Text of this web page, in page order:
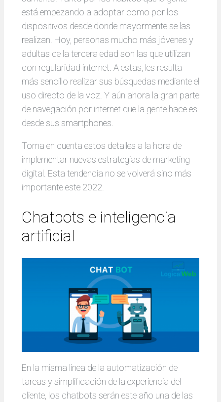
está empezando a adoptar como por los
dispositivos desde donde mayormente se las
realizan. Hoy, personas mucho más jóvenes y
adultas de la tercera edad son las que utilizan
con regularidad internet. A estas, les resulta
más sencillo realizar sus búsquedas mediante el
uso directo de la voz. Y aún ahora la gran parte
de navegación por internet que la gente hace es
desde sus smartphones.
Toma en cuenta estos detalles a la hora de
implementar nuevas estrategias de marketing
digital. Esta tendencia no se volverá sino más
importante este 2022.
Chatbots e inteligencia
artificial
En la misma línea de la automatización de
tareas y simplificación de la experiencia del
cliente, los chatbots serán este año una de las